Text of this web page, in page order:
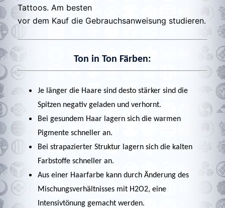
Tattoos. Am besten
vor dem Kauf die Gebrauchsanweisung studieren.
Ton in Ton Färben:
Je länger die Haare sind desto stärker sind die
Spitzen negativ geladen und verhornt.
Bei gesundem Haar lagern sich die warmen
Pigmente schneller an.
Bei strapazierter Struktur lagern sich die kalten
Farbstoffe schneller an.
Aus einer Haarfarbe kann durch Änderung des
Mischungsverhältnisses mit H2O2, eine
Intensivtönung gemacht werden.